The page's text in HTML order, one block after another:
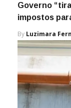
Governo
impostos
By Luzimara